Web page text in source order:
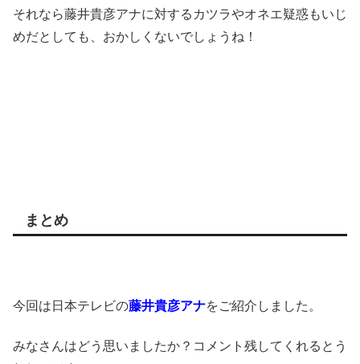
それなら藤井貴彦アナに対するカツラやオネエ疑惑もいじ
めだとしても、おかしくないでしょうね！
まとめ
今回は日本テレビの藤井貴彦アナをご紹介しました。
みなさんはどう思いましたか？コメント残してくれるとう